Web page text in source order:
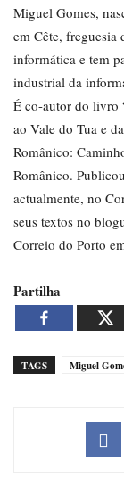
Miguel Gomes,
em Cête, freguesia
informática e tem
industrial da
É co-autor do livro
ao Vale do Tua e
Românico:
Românico.
actualmente, no
seus textos no
Correio do Porto
Partilha
TAGS Miguel